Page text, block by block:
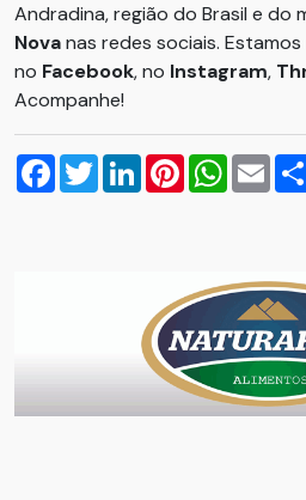
Andradina, região do Brasil e do
Novanas redes sociais. Estamos
no Facebook, no Instagram,
Acompanhe!
Facebook
TwitterLinkedInPinterest